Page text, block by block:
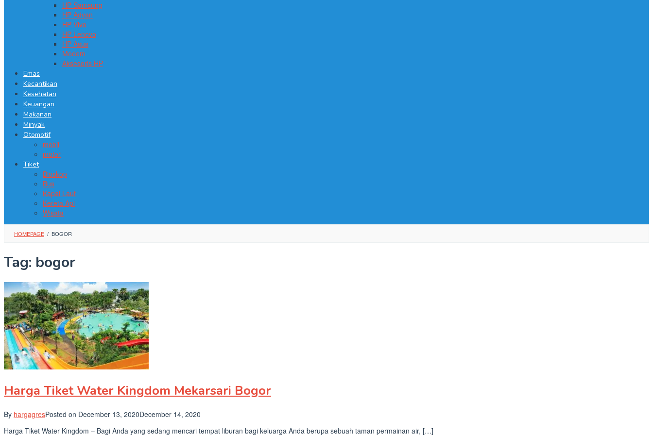
HP Samsung
HP Advan
HP Vivo
HP Lenovo
HP Asus
Modem
Aksesoris HP
Emas
Kecantikan
Kesehatan
Keuangan
Makanan
Minyak
Otomotif
mobil
motor
Tiket
Bioskop
Bus
Kapal Laut
Kereta Api
Wisata
HOMEPAGE / BOGOR
Tag: bogor
Harga Tiket Water Kingdom Mekarsari Bogor
By hargagresPosted on December 13, 2020December 14, 2020
Harga Tiket Water Kingdom – Bagi Anda yang sedang mencari tempat liburan bagi keluarga Anda berupa sebuah taman permainan air, […]